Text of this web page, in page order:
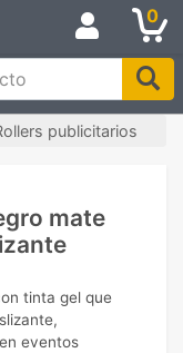
0
publicitarios
mate
tinta gel que
eventos